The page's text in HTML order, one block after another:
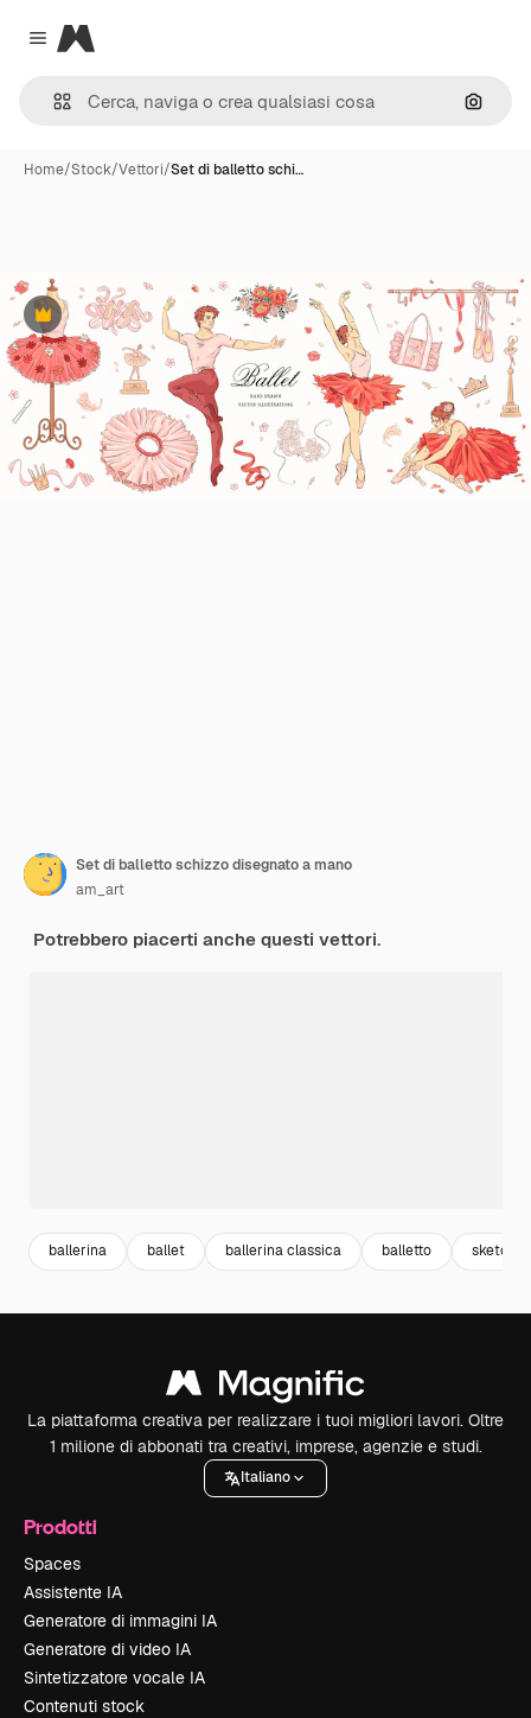
Close menu
Magnific
Cerca
Home/Stock/Vettori/Set di balletto schi…
Premium
Set di balletto schizzo disegnato a mano
am_art
Potrebbero piacerti anche questi vettori.
ballerina ballet ballerina classica balletto sketch
La piattaforma creativa per realizzare i tuoi migliori lavori. Oltre
1 milione di abbonati tra creativi, imprese, agenzie e studi.
Italiano
Prodotti
Spaces
Assistente IA
Generatore di immagini IA
Generatore di video IA
Sintetizzatore vocale IA
Contenuti stock